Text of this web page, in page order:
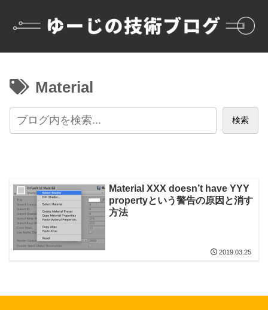
Material
検索
Material XXX doesn’t have YYY
propertyという警告の原因と消す
方法
2019.03.25